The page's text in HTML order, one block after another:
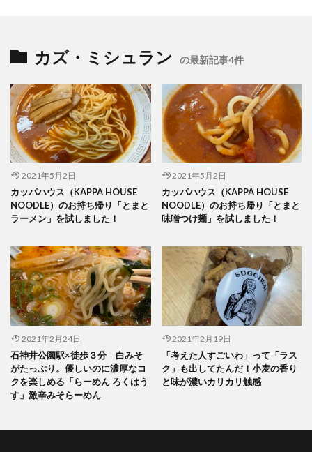
カズ・ミシュラン の最新記事4件
2021年5月2日
カッパハウス（KAPPA HOUSE
NOODLE）のお持ち帰り「とまと
ラーメン」を試しました！
2021年5月2日
カッパハウス（KAPPA HOUSE
NOODLE）のお持ち帰り「とまと
味噌つけ麺」を試しました！
2021年2月24日
石神井公園駅×徒歩３分 白みそ
がたっぷり。優しいのに濃厚なコ
クを楽しめる「らーめん ろくはう
す」激辛みそらーめん
2021年2月19日
「考えた人すごいわ」って「ラス
ク」も出してたんだ！小麦の香り
と味が濃いカリカリ触感